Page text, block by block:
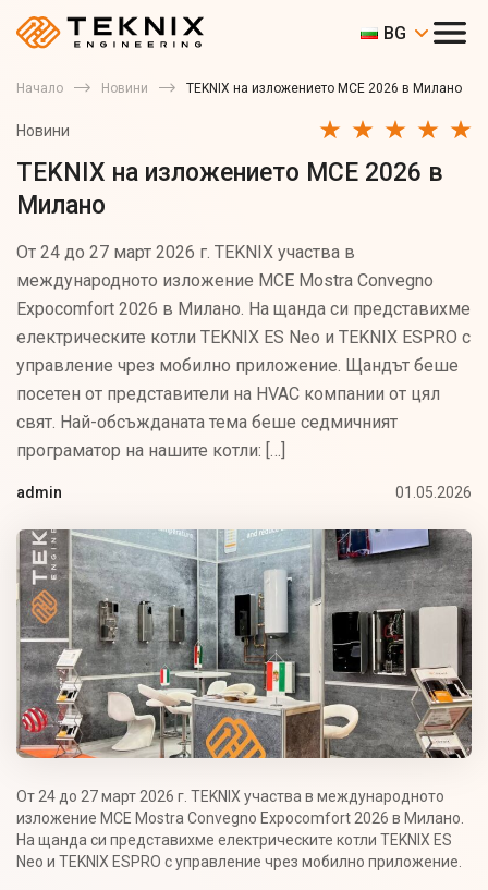
BG
Начало Новини TEKNIX на изложението MCE 2026 в Милано
Новини
TEKNIX на изложението MCE 2026 в
Милано
От 24 до 27 март 2026 г. TEKNIX участва в
международното изложение MCE Mostra Convegno
Expocomfort 2026 в Милано. На щанда си представихме
електрическите котли TEKNIX ES Neo и TEKNIX ESPRO с
управление чрез мобилно приложение. Щандът беше
посетен от представители на HVAC компании от цял
свят. Най-обсъжданата тема беше седмичният
програматор на нашите котли: […]
admin 01.05.2026
От 24 до 27 март 2026 г. TEKNIX участва в международното
изложение MCE Mostra Convegno Expocomfort 2026 в Милано.
На щанда си представихме електрическите котли TEKNIX ES
Neo и TEKNIX ESPRO с управление чрез мобилно приложение.